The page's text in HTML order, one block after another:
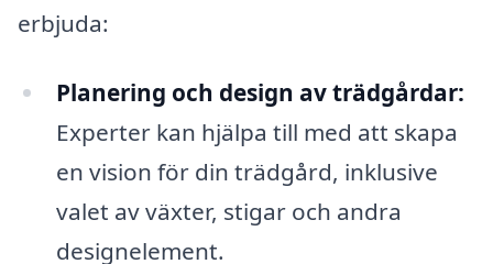
erbjuda:
Planering och design av trädgårdar:
Experter kan hjälpa till med att skapa
en vision för din trädgård, inklusive
valet av växter, stigar och andra
designelement.